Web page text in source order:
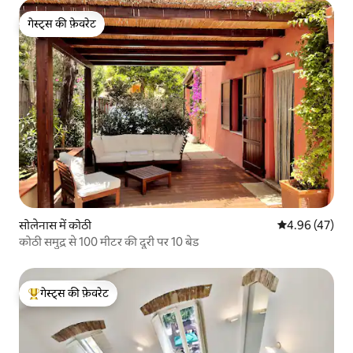
गेस्ट्स की फ़ेवरेट
गेस्ट्स की फ़ेवरेट
सोलेनास में कोठी औसत रेटिंग 5 में
4.96 (47)
कोठी समुद्र से 100 मीटर की दूरी पर 10 बेड
गेस्ट्स का टॉप फ़ेवरेट
गेस्ट्स की फ़ेवरेट